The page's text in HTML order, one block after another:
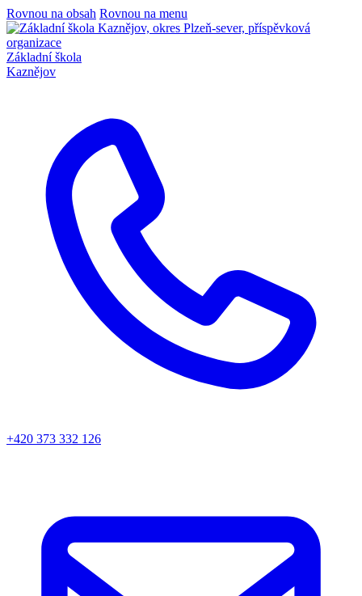
Rovnou na obsah Rovnou na menu
Základní škola
Kaznějov
+420 373 332 126